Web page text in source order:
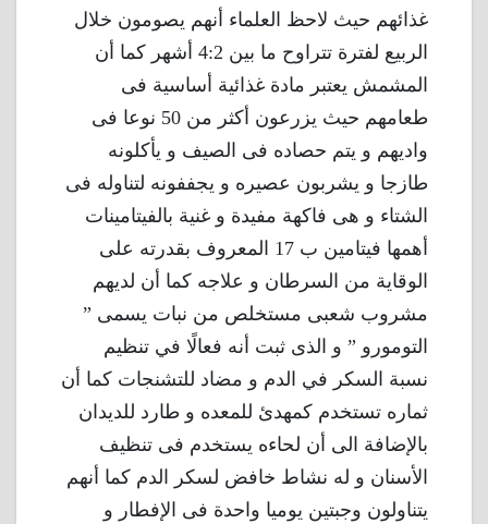
غذائهم حيث لاحظ العلماء أنهم يصومون خلال
الربيع لفترة تتراوح ما بين 4:2 أشهر كما أن
المشمش يعتبر مادة غذائية أساسية فى
طعامهم حيث يزرعون أكثر من 50 نوعا فى
واديهم و يتم حصاده فى الصيف و يأكلونه
طازجا و يشربون عصيره و يجففونه لتناوله فى
الشتاء و هى فاكهة مفيدة و غنية بالفيتامينات
أهمها فيتامين ب 17 المعروف بقدرته على
الوقاية من السرطان و علاجه كما أن لديهم
مشروب شعبى مستخلص من نبات يسمى ”
التومورو ” و الذى ثبت أنه فعالًا في تنظيم
نسبة السكر في الدم و مضاد للتشنجات كما أن
ثماره تستخدم كمهدئ للمعده و طارد للديدان
بالإضافة الى أن لحاءه يستخدم فى تنظيف
الأسنان و له نشاط خافض لسكر الدم كما أنهم
يتناولون وجبتين يوميا واحدة فى الإفطار و